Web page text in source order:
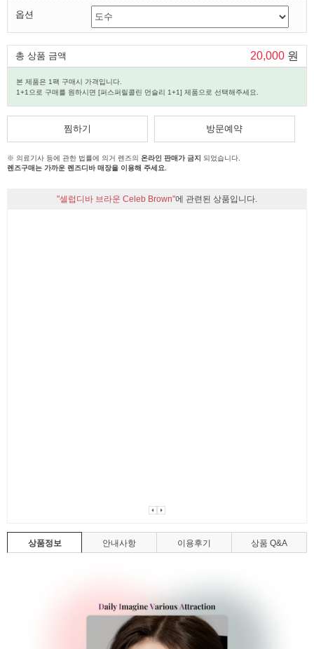
옵션
총 상품 금액 20,000원
본 제품은 1팩 구매시 가격입니다.
1+1으로 구매를 원하시면 [퍼스퍼릴콜린 먼슬리 1+1] 제품으로 선택해주세요.
찜하기 방문예약
※ 의료기사 등에 관한 법률에 의거 렌즈의 온라인 판매가 금지
되었습니다.
렌즈구매는 가까운 렌즈디바 매장을 이용해 주세요.
"셀럽디바 브라운 Celeb Brown"에 관련된 상품입니다.
상품정보 안내사항 이용후기 상품 Q&A